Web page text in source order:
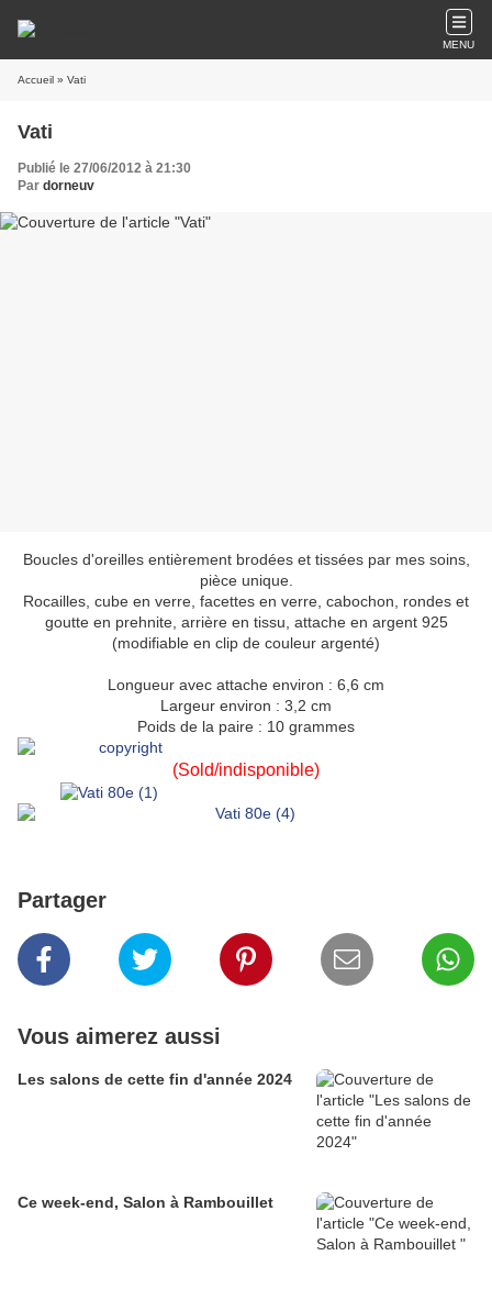
MENU
Accueil » Vati
Vati
Publié le 27/06/2012 à 21:30
Par dorneuv
Boucles d'oreilles entièrement brodées et tissées par mes soins,
pièce unique.
Rocailles, cube en verre, facettes en verre, cabochon, rondes et
goutte en prehnite, arrière en tissu, attache en argent 925
(modifiable en clip de couleur argenté)
Longueur avec attache environ : 6,6 cm
Largeur environ : 3,2 cm
Poids de la paire : 10 grammes
(Sold/indisponible)
Partager
Vous aimerez aussi
Les salons de cette fin d'année 2024
Ce week-end, Salon à Rambouillet